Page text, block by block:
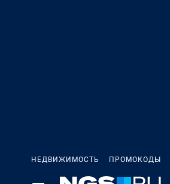
НЕДВИЖИМОСТЬ ПРОМОКОДЫ